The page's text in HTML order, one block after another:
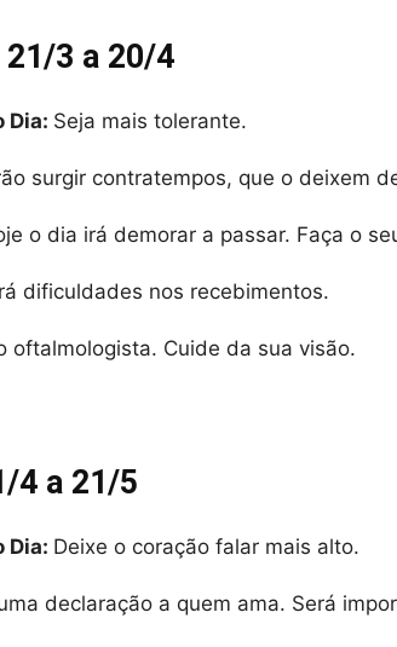
21/3 a 20/4
Dia: Seja mais tolerante.
surgir contratempos, que o deixem
o dia irá demorar a passar. Faça o
dificuldades nos recebimentos.
oftalmologista. Cuide da sua visão.
4 a 21/5
Dia: Deixe o coração falar mais alto.
declaração a quem ama. Será